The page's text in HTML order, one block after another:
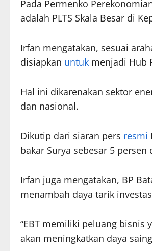
Pada Permenko
adalah PLTS Skala Besar di
Irfan mengatakan, sesuai
disiapkan untuk menjadi Hub
Hal ini dikarenakan sektor
dan nasional.
Dikutip dari siaran pers resmi
bakar Surya sebesar 5
Irfan juga mengatakan, BP
menambah daya tarik
“EBT memiliki peluang bisnis
akan meningkatkan daya